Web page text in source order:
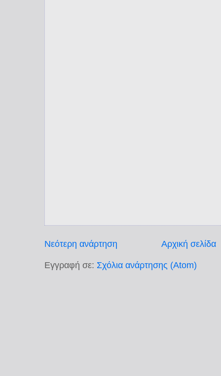
Νεότερη ανάρτηση Αρχική σελίδα
Εγγραφή σε: Σχόλια ανάρτησης (Atom)